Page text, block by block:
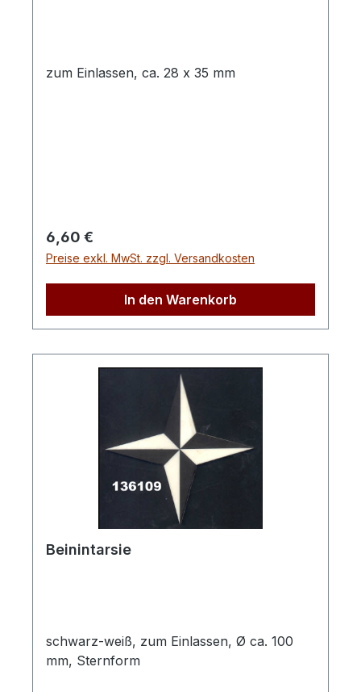
zum Einlassen, ca. 28 x 35 mm
Regulärer Preis:
6,60 €
Preise exkl. MwSt. zzgl. Versandkosten
In den Warenkorb
Beinintarsie
schwarz-weiß, zum Einlassen, Ø ca. 100
mm, Sternform